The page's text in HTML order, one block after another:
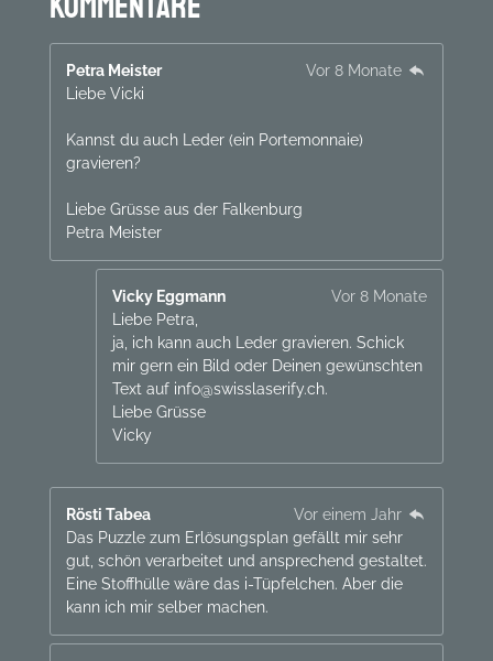
Petra Meister
Vor 8 Monate
Liebe Vicki
Kannst du auch Leder (ein Portemonnaie)
gravieren?
Liebe Grüsse aus der Falkenburg
Petra Meister
Vicky Eggmann
Vor 8 Monate
Liebe Petra,
ja, ich kann auch Leder gravieren. Schick
mir gern ein Bild oder Deinen gewünschten
Text auf info@swisslaserify.ch.
Liebe Grüsse
Vicky
Rösti Tabea
Vor einem Jahr
Das Puzzle zum Erlösungsplan gefällt mir sehr
gut, schön verarbeitet und ansprechend gestaltet.
Eine Stoffhülle wäre das i-Tüpfelchen. Aber die
kann ich mir selber machen.